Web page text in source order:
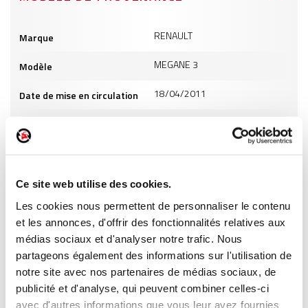
Ce site web utilise des cookies.
Les cookies nous permettent de personnaliser le contenu
et les annonces, d'offrir des fonctionnalités relatives aux
médias sociaux et d'analyser notre trafic. Nous
partageons également des informations sur l'utilisation de
notre site avec nos partenaires de médias sociaux, de
publicité et d'analyse, qui peuvent combiner celles-ci
avec d'autres informations que vous leur avez fournies
produits
Marque RENAULT
Modèle MEGANE 3
Date de mise en circulation 18/04/2011
Puissance
Carburant GO
INFORMATIONS PRODUITS